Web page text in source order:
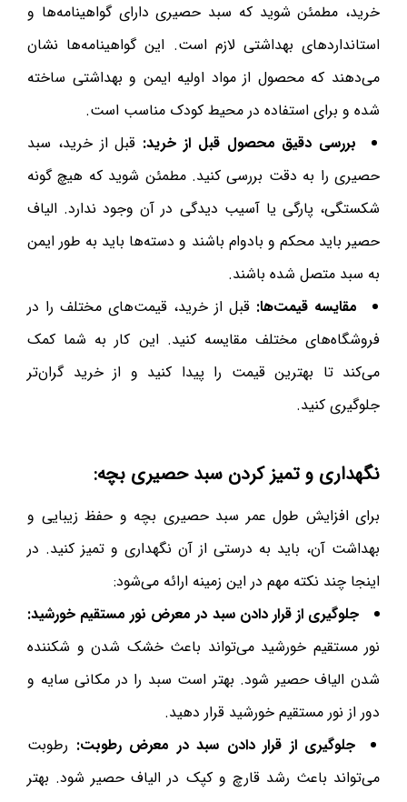
خرید، مطمئن شوید که سبد حصیری دارای گواهینامه‌ها و
استانداردهای بهداشتی لازم است. این گواهینامه‌ها نشان
می‌دهند که محصول از مواد اولیه ایمن و بهداشتی ساخته
شده و برای استفاده در محیط کودک مناسب است.
بررسی دقیق محصول قبل از خرید: قبل از خرید، سبد
حصیری را به دقت بررسی کنید. مطمئن شوید که هیچ گونه
شکستگی، پارگی یا آسیب دیدگی در آن وجود ندارد. الیاف
حصیر باید محکم و بادوام باشند و دسته‌ها باید به طور ایمن
به سبد متصل شده باشند.
مقایسه قیمت‌ها: قبل از خرید، قیمت‌های مختلف را در
فروشگاه‌های مختلف مقایسه کنید. این کار به شما کمک
می‌کند تا بهترین قیمت را پیدا کنید و از خرید گران‌تر
جلوگیری کنید.
نگهداری و تمیز کردن سبد حصیری بچه:
برای افزایش طول عمر سبد حصیری بچه و حفظ زیبایی و
بهداشت آن، باید به درستی از آن نگهداری و تمیز کنید. در
اینجا چند نکته مهم در این زمینه ارائه می‌شود:
جلوگیری از قرار دادن سبد در معرض نور مستقیم خورشید:
نور مستقیم خورشید می‌تواند باعث خشک شدن و شکننده
شدن الیاف حصیر شود. بهتر است سبد را در مکانی سایه و
دور از نور مستقیم خورشید قرار دهید.
جلوگیری از قرار دادن سبد در معرض رطوبت: رطوبت
می‌تواند باعث رشد قارچ و کپک در الیاف حصیر شود. بهتر